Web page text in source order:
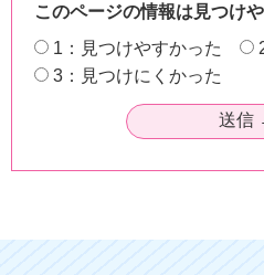
このページの情報は見つけ
1：見つけやすかった
3：見つけにくかった